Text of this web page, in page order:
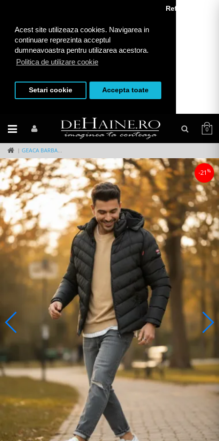
Acest site utilizeaza cookies. Navigarea in
continuare reprezinta acceptul
dumneavoastra pentru utilizarea acestora.
Politica de utilizare cookie
Refuza toate
Setari cookie Accepta toate
0
GEACA BARBATI DE IARNA NEAGRA 13413 52-2
-21 %